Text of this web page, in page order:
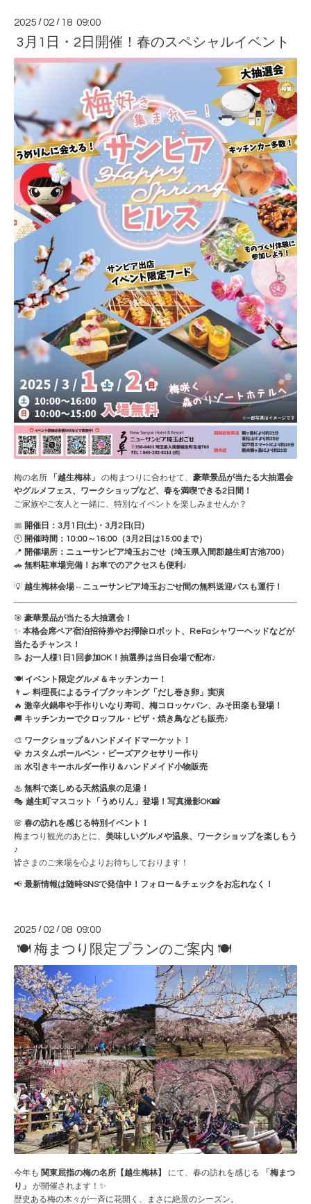
2025 /02 / 18 09:00
3月1日・2日開催！春のスペシャルイベント
梅の名所 「越生梅林」 の梅まつりに合わせて、 豪華景品が当たる大抽選会
やグルメフェス、ワークショップなど、春を満喫できる2日間！
ご家族やご友人と一緒に、特別なイベントを楽しみませんか？
📅 開催日：3月1日(土)・3月2日(日)
🕙 開催時間：10:00～16:00（3月2日は15:00まで）
📍 開催場所：ニューサンピア埼玉おごせ（埼玉県入間郡越生町古池700）
🚗 無料駐車場完備！お車でのアクセスも便利♪
💡 越生梅林会場⇔ニューサンピア埼玉おごせ間の無料送迎バスも運行！
🎯 豪華景品が当たる大抽選会！
✨ 本格会席ペア宿泊招待券やお掃除ロボット、ReFaシャワーヘッドなどが
当たるチャンス！
📝 お一人様1日1回参加OK！抽選券は当日会場で配布♪
🍽 イベント限定グルメ＆キッチンカー！
👨‍🍳 料理長によるライブクッキング「だし巻き卵」実演
🔥 激辛火鍋串や手作りいなり寿司、梅コロッケパン、みそ田楽も登場！
🚚 キッチンカーでクロッフル・ピザ・焼き鳥なども販売♪
🎨 ワークショップ＆ハンドメイドマーケット！
💎 カスタムボールペン・ビーズアクセサリー作り
🎀 水引きキーホルダー作り＆ハンドメイド小物販売
♨ 無料で楽しめる天然温泉の足湯！
🎭 越生町マスコット「うめりん」登場！写真撮影OK📸
🌸 春の訪れを感じる特別イベント！
梅まつり観光のあとに、 美味しいグルメや温泉、ワークショップを楽しもう
♪
皆さまのご来場を心よりお待ちしております！
📢 最新情報は随時SNSで発信中！フォロー＆チェックをお忘れなく！
2025 /02 /08 09:00
🍽 梅まつり限定プランのご案内 🍽
今年も 関東屈指の梅の名所【越生梅林】 にて、春の訪れを感じる
「梅まつ
り」
が開催されます！✨
歴史ある梅の木々が一斉に花開く、まさに絶景のシーズン。